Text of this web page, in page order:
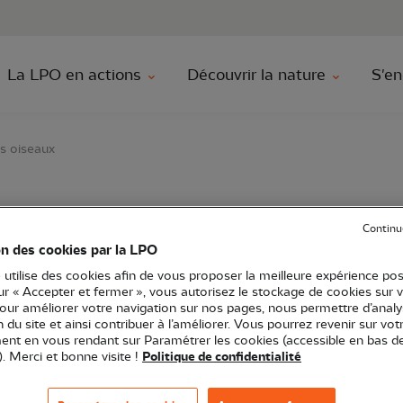
Aller à la
La LPO en actions Découvrir la nature
oiseaux
: à la rencontre
de-France Sortie nature 59 - Nord
des cookies par la LPO
utilise des cookies afin de vous proposer la meilleure expérience
« Accepter et fermer », vous autorisez le stockage de cookies sur
améliorer votre navigation sur nos pages, nous permettre
du site et ainsi contribuer à l’améliorer. Vous pourrez revenir sur
en vous rendant sur Paramétrer les cookies (accessible en bas
Merci et bonne visite ! Politique de confidentialité